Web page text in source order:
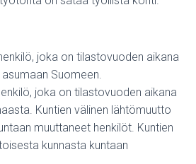
joka on tilastovuoden aikana
Suomeen.
joka on tilastovuoden aikana
Kuntien välinen lähtömuutto
muuttaneet henkilöt. Kuntien
kunnasta kuntaan